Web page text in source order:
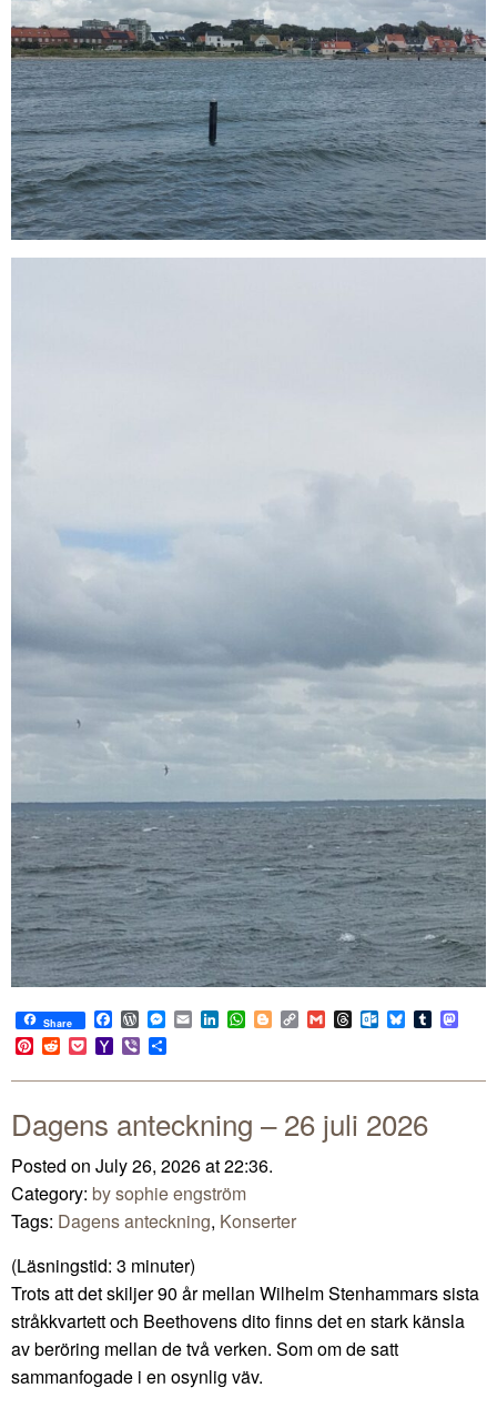
Share Facebook
WordPress
Messenger
EmailLinkedIn
WhatsApp
BloggerCopy
Link
GmailThreadsOutlook.com
BlueskyTumblr
Pinterest
RedditPocketYahoo
Mail
Viber
Dagens anteckning – 26 juli 2026
Posted on July 26, 2026 at 22:36.
Category: by sophie engström
Tags: Dagens anteckning, Konserter
(Läsningstid: 3 minuter)
Trots att det skiljer 90 år mellan Wilhelm Stenhammars sista
stråkkvartett och Beethovens dito finns det en stark känsla
av beröring mellan de två verken. Som om de satt
sammanfogade i en osynlig väv.